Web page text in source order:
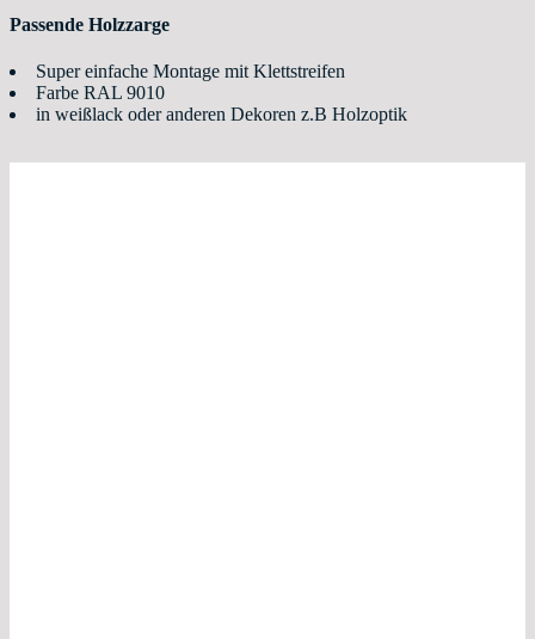
Passende Holzzarge
Super einfache Montage mit Klettstreifen
Farbe RAL 9010
in weißlack oder anderen Dekoren z.B Holzoptik